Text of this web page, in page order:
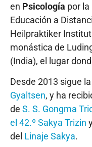
en Psicología por
Educación a
Heilpraktiker
monástica de
(India), el lugar
Desde 2013 sigue
Gyaltsen, y ha
de S. S. Gongma
el 42.º Sakya Trizin
del Linaje Sakya.